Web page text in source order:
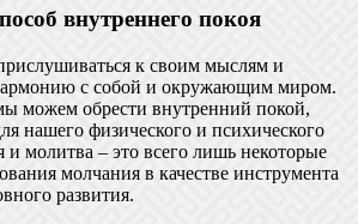
внутреннего покоя
к своим мыслям и
с собой и окружающим миром.
можем обрести внутренний покой,
нашего физического и психического
и молитва – это всего лишь некоторые
молчания в качестве инструмента
развития.